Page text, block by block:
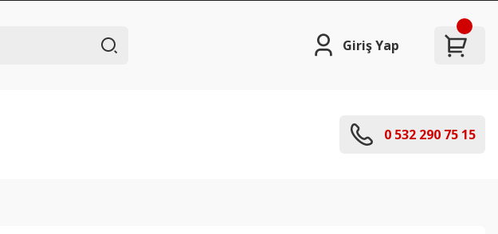
Giriş Yap
0 532 290 75 15